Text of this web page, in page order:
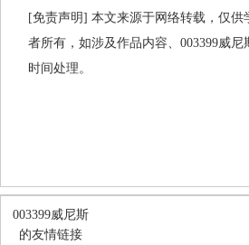
[免责声明] 本文来源于网络转载，仅供
者所有，如涉及作品内容、003399威
时间处理。
003399威尼斯
的友情链接